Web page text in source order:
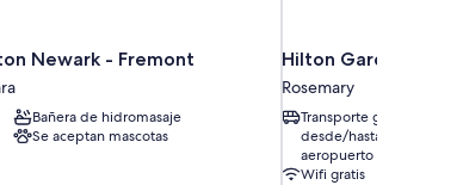
Newark - Fremont
Bañera de hidromasaje
Se aceptan mascotas
Hilton Garden Inn
Rosemary
Transporte gratuito
desde/hasta el
aeropuerto
Wifi gratis